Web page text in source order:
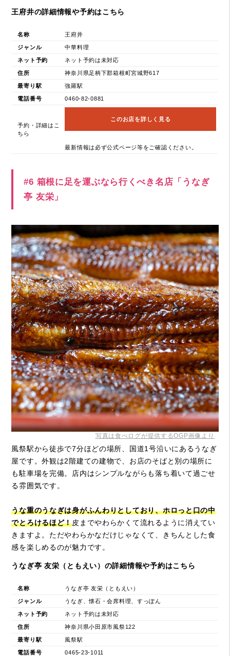
王府井の詳細情報や予約はこちら
名称 王府井
ジャンル 中華料理
ネット予約 ネット予約は未対応
住所 神奈川県足柄下郡箱根町宮城野617
最寄り駅 強羅駅
電話番号 0460-82-0881
予約・詳細はこ
ちら
このお店を詳しく見る
最新情報は必ず公式ページ等をご確認ください。
#6 箱根に足を運ぶなら行くべき名店「うなぎ
亭 友栄」
写真は食べログが提供するOGP画像より
風祭駅から徒歩で7分ほどの場所、国道1号沿いにあるうなぎ
屋です。外観は2階建ての建物で、お店のそばと別の場所に
も駐車場を完備。店内はシンプルながらも落ち着いて過ごせ
る雰囲気です。
うな重のうなぎは身がふんわりとしており、ホロっと口の中
でとろけるほど！皮までやわらかくて流れるように消えてい
きますよ。ただやわらかなだけじゃなくて、きちんとした食
感を楽しめるのが魅力です。
うなぎ亭 友栄（ともえい）の詳細情報や予約はこちら
名称 うなぎ亭 友栄（ともえい）
ジャンル うなぎ、懐石・会席料理、すっぽん
ネット予約 ネット予約は未対応
住所 神奈川県小田原市風祭122
最寄り駅 風祭駅
電話番号 0465-23-1011